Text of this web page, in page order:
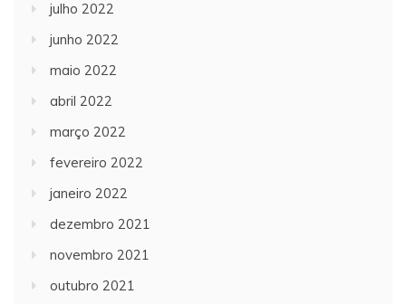
julho 2022
junho 2022
maio 2022
abril 2022
março 2022
fevereiro 2022
janeiro 2022
dezembro 2021
novembro 2021
outubro 2021